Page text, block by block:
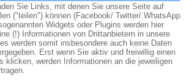
Sie Links, mit denen Sie unsere Seite auf
("teilen") können (Facebook/ Twitter/ WhatsApp
Widgets oder Plugins werden hier
(!) Informationen von Drittanbietern in unsere
werden somit insbesondere auch keine Daten
Erst wenn Sie aktiv und freiwillig einen
klicken, werden Informationen an die jeweiligen